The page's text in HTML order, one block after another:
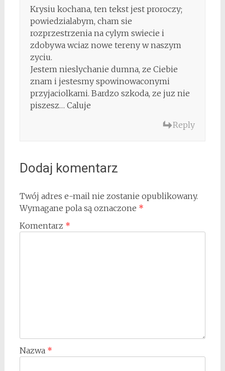
Krysiu kochana, ten tekst jest proroczy;
powiedzialabym, cham sie
rozprzestrzenia na cylym swiecie i
zdobywa wciaz nowe tereny w naszym
zyciu.
Jestem nieslychanie dumna, ze Ciebie
znam i jestesmy spowinowaconymi
przyjaciolkami. Bardzo szkoda, ze juz nie
piszesz… Caluje
Reply
Dodaj komentarz
Twój adres e-mail nie zostanie opublikowany.
Wymagane pola są oznaczone *
Komentarz *
Nazwa *